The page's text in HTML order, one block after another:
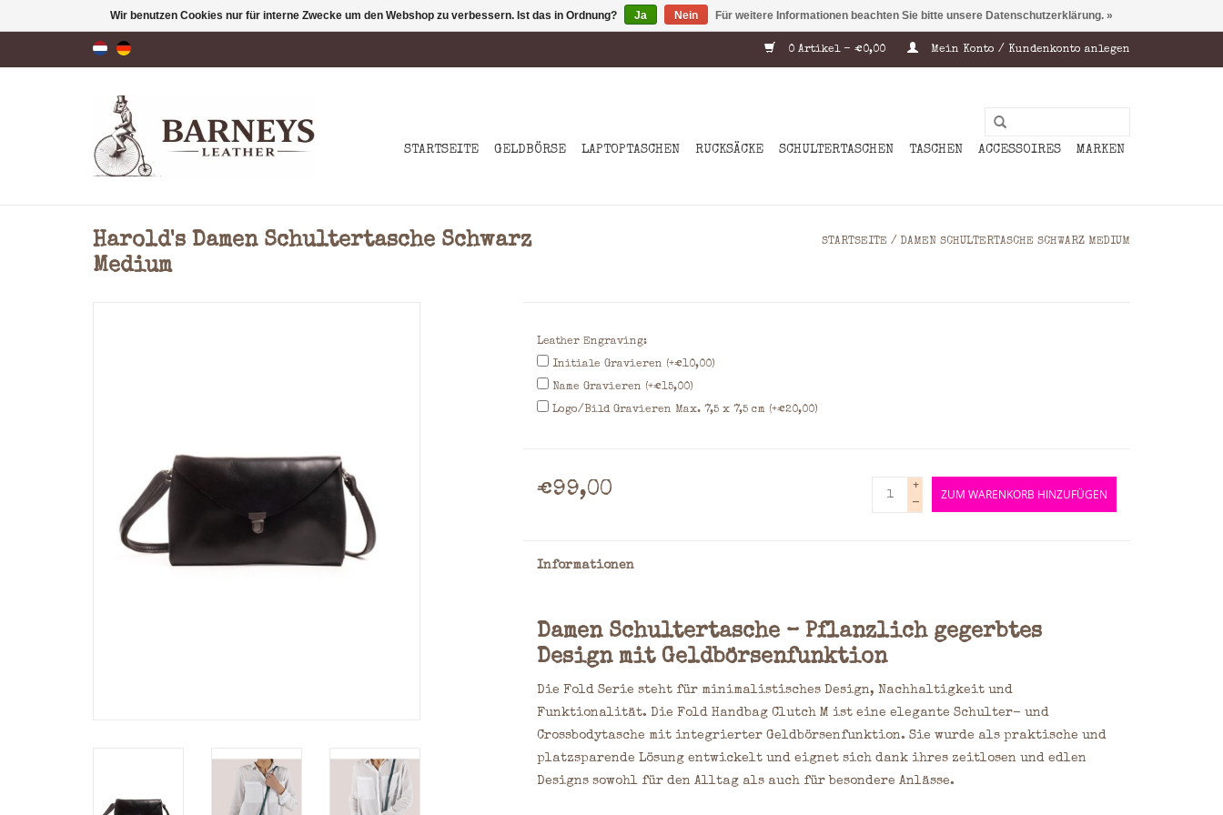
0 Artikel - €0,00 Mein Konto / Kundenkonto anlegen
STARTSEITE GELDBÖRSE LAPTOPTASCHEN RUCKSÄCKE SCHULTERTASCHEN TASCHEN ACCESSOIRES MARKEN
Harold's Damen Schultertasche Schwarz
Medium
STARTSEITE / DAMEN SCHULTERTASCHE SCHWARZ MEDIUM
Leather Engraving:
Initiale Gravieren (+€10,00)
Name Gravieren (+€15,00)
Logo/Bild Gravieren Max. 7,5 x 7,5 cm (+€20,00)
€99,00
+
-
ZUM WARENKORB HINZUFÜGEN
Informationen
Damen Schultertasche – Pflanzlich gegerbtes
Design mit Geldbörsenfunktion
Die Fold Serie steht für minimalistisches Design, Nachhaltigkeit und
Funktionalität. Die Fold Handbag Clutch M ist eine elegante Schulter- und
Crossbodytasche mit integrierter Geldbörsenfunktion. Sie wurde als praktische und
platzsparende Lösung entwickelt und eignet sich dank ihres zeitlosen und edlen
Designs sowohl für den Alltag als auch für besondere Anlässe.
Wir benutzen Cookies nur für interne Zwecke um den Webshop zu verbessern. Ist das in Ordnung? Ja Nein Für weitere Informationen beachten Sie bitte unsere Datenschutzerklärung. »